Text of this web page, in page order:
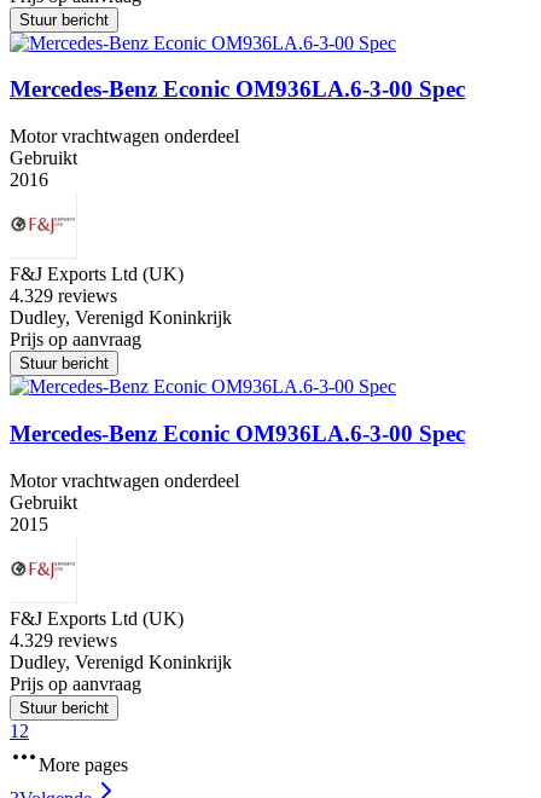
Stuur bericht
Mercedes-Benz Econic OM936LA.6-3-00 Spec
Motor vrachtwagen onderdeel
Gebruikt
2016
F&J Exports Ltd (UK)
4.329 reviews
Dudley, Verenigd Koninkrijk
Prijs op aanvraag
Stuur bericht
Mercedes-Benz Econic OM936LA.6-3-00 Spec
Motor vrachtwagen onderdeel
Gebruikt
2015
F&J Exports Ltd (UK)
4.329 reviews
Dudley, Verenigd Koninkrijk
Prijs op aanvraag
Stuur bericht
1 2
More pages